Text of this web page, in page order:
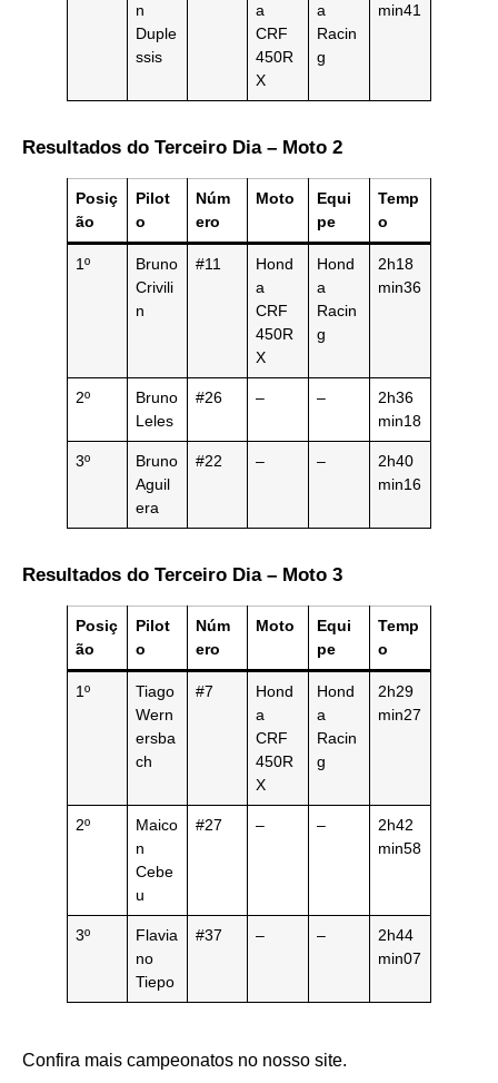
n
Duple
ssis
a
CRF
450R
X
a
Racin
g
min41
Resultados do Terceiro Dia – Moto 2
Posiç
ão
Pilot
o
Núm
ero
Moto
Equi
pe
Temp
o
1º
Bruno
Crivili
n
#11
Hond
a
CRF
450R
X
Hond
a
Racin
g
2h18
min36
2º
Bruno
Leles
#26 – –
2h36
min18
3º
Bruno
Aguil
era
#22 – –
2h40
min16
Resultados do Terceiro Dia – Moto 3
Posiç
ão
Pilot
o
Núm
ero
Moto
Equi
pe
Temp
o
1º
Tiago
Wern
ersba
ch
#7
Hond
a
CRF
450R
X
Hond
a
Racin
g
2h29
min27
2º
Maico
n
Cebe
u
#27 – –
2h42
min58
3º
Flavia
no
Tiepo
#37 – –
2h44
min07
Confira mais campeonatos no nosso site.